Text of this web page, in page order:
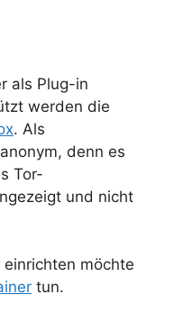
als Plug-in
werden die
. Als
denn es
Tor-
und nicht
einrichten möchte
tun.